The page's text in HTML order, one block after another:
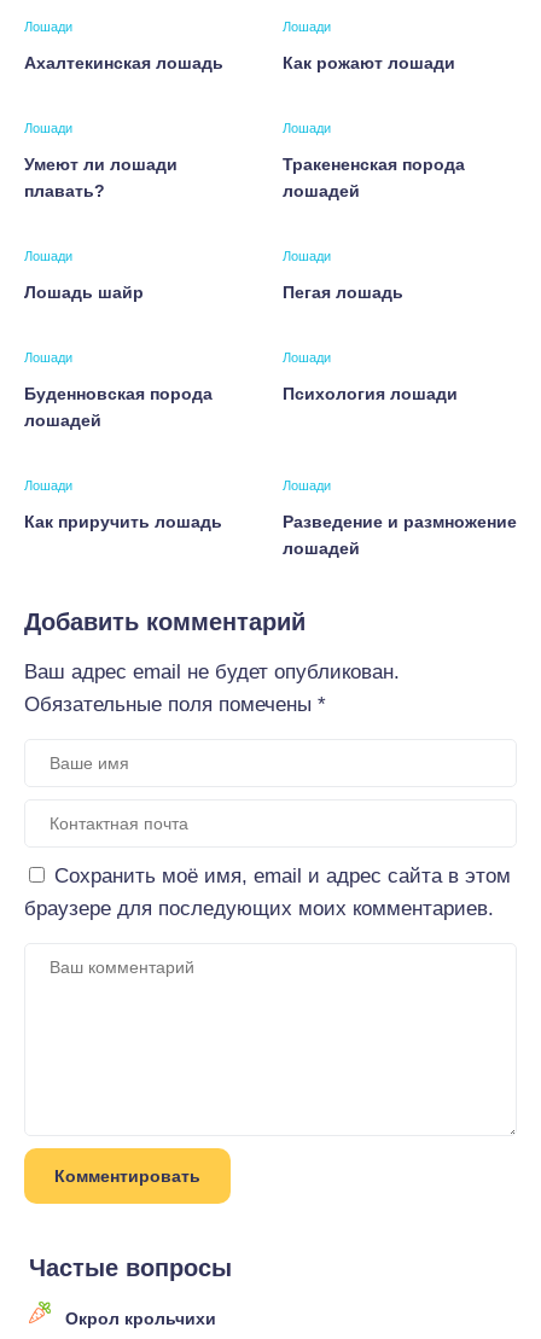
Лошади
Ахалтекинская лошадь
Лошади
Как рожают лошади
Лошади
Умеют ли лошади
плавать?
Лошади
Тракененская порода
лошадей
Лошади
Лошадь шайр
Лошади
Пегая лошадь
Лошади
Буденновская порода
лошадей
Лошади
Психология лошади
Лошади
Как приручить лошадь
Лошади
Разведение и размножение
лошадей
Добавить комментарий
Ваш адрес email не будет опубликован.
Обязательные поля помечены *
Сохранить моё имя, email и адрес сайта в этом
браузере для последующих моих комментариев.
Частые вопросы
Окрол крольчихи